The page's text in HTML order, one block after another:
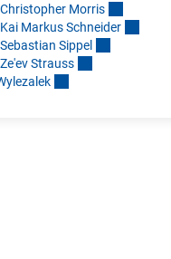
Morris
Markus Schneider
Sippe
Strauss
k